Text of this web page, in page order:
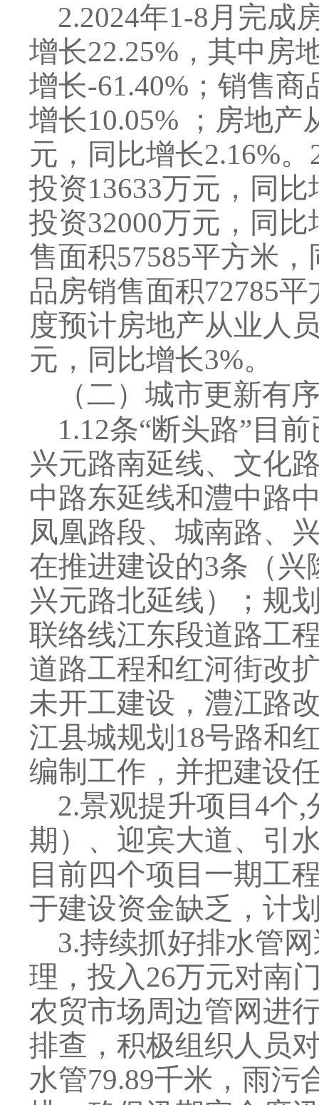
2.2024年1-8 月完成
增长22.25% ，其中房
增长-61.40% ；销售
增长10.05%
；房地
元，同比增长2.16%。
投资13633万元，同比
投资32000万元，同比
售面积57585平方米，
品房销售面积72785平
度预计房地产从业人
元，同比增长3%。
（二）城市更新有
1.12条“断头路”目
兴元路南延线、文化
中路东延线和澧中路
凤凰路段、城南路、
在推进建设的3条（兴
兴元路北延线）；规
联络线江东段道路工
道路工程和红河街改
未开工建设，澧江路
江县城规划 18号路和
编制工作，并把建设
2.景观提升项目4个,
期）、迎宾大道、引
目前四个项目一期工
于建设资金缺乏，计
3.持续抓好排水管
理，投入26万元对南
农贸市场周边管网进
排查，积极组织人员
水管79.89千米，雨污